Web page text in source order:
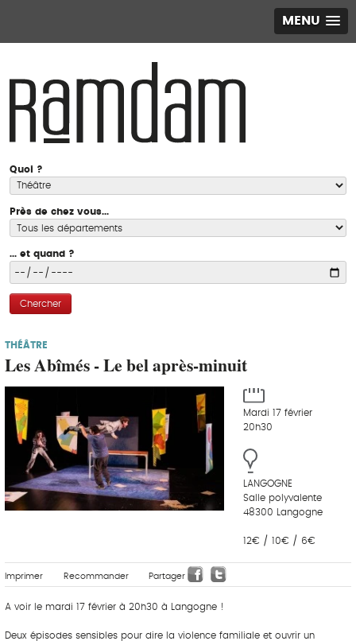
MENU
Quoi ?
Près de chez vous...
... et quand ?
Chercher
THÉÂTRE
Les Abîmés - Le bel après-minuit
Mardi 17 février
20h30
LANGOGNE
Salle polyvalente
48300 Langogne
12€ / 10€ / 6€
Imprimer Recommander Partager
A voir le mardi 17 février à 20h30 à Langogne !
Deux épisodes sensibles pour dire la violence familiale et ouvrir un